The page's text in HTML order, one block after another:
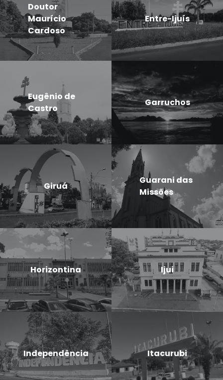
Doutor
Maurício
Cardoso
Entre-Ijuís
Eugênio de
Castro
Garruchos
Giruá
Guarani das
Missões
Horizontina Ijui
Independência Itacurubi